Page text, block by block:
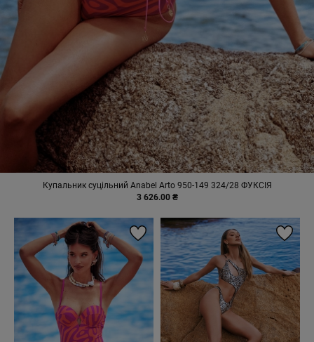
Купальник суцільний Anabel Arto 950-149 324/28 ФУКСІЯ
3 626.00 ₴